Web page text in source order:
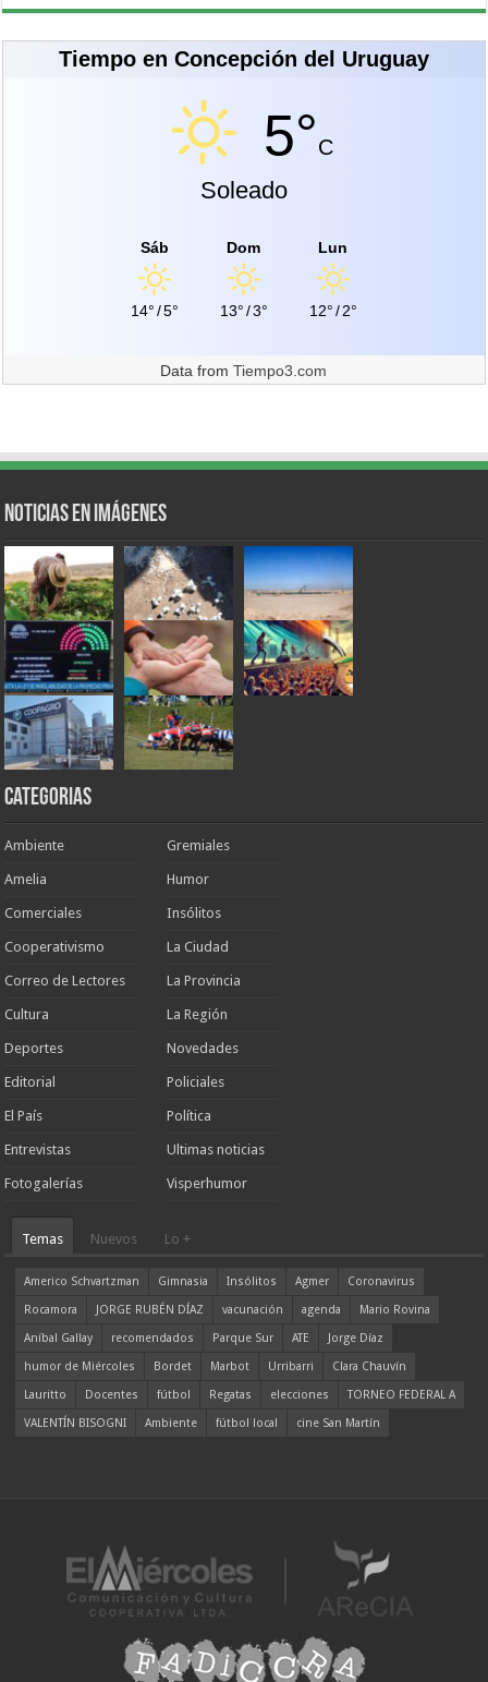
Tiempo en Concepción del Uruguay
5°C
Soleado
Sáb
14°/5°
Dom
13°/3°
Lun
12°/2°
Data fromTiempo3.com
Noticias en Imágenes
Categorias
Ambiente
Amelia
Comerciales
Cooperativismo
Correo de Lectores
Cultura
Deportes
Editorial
El País
Entrevistas
Fotogalerías
Gremiales
Humor
Insólitos
La Ciudad
La Provincia
La Región
Novedades
Policiales
Política
Ultimas noticias
Visperhumor
Temas Nuevos Lo +
Americo Schvartzman Gimnasia Insólitos Agmer
Coronavirus
Rocamora
JORGE RUBÉN DÍAZ vacunación agenda
Mario Rovina
Aníbal Gallay
recomendados Parque Sur ATE
Jorge Díaz
humor de Miércoles
Bordet Marbot Urribarri
Clara Chauvín
Lauritto
Docentes fútbol Regatas elecciones
TORNEO FEDERAL A
VALENTÍN BISOGNI
Ambiente fútbol local cine San Martín